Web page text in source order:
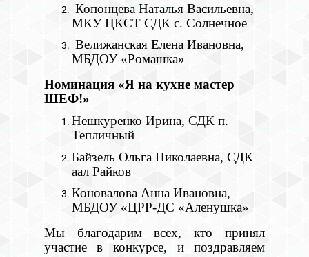
Копонцева Наталья Васильевна,
МКУ ЦКСТ СДК с. Солнечное
Велижанская Елена Ивановна,
МБДОУ «Ромашка»
Номинация «Я на кухне мастер
ШЕФ!»
Нешкуренко Ирина, СДК п.
Тепличный
Байзель Ольга Николаевна, СДК
аал Райков
Коновалова Анна Ивановна,
МБДОУ «ЦРР-ДС «Аленушка»
Мы благодарим всех, кто принял
участие в конкурсе, и поздравляем